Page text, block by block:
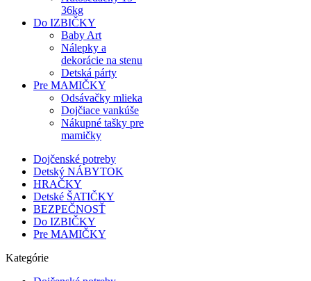
36kg
Do IZBIČKY
Baby Art
Nálepky a
dekorácie na stenu
Detská párty
Pre MAMIČKY
Odsávačky mlieka
Dojčiace vankúše
Nákupné tašky pre
mamičky
Dojčenské potreby
Detský NÁBYTOK
HRAČKY
Detské ŠATIČKY
BEZPEČNOSŤ
Do IZBIČKY
Pre MAMIČKY
Kategórie